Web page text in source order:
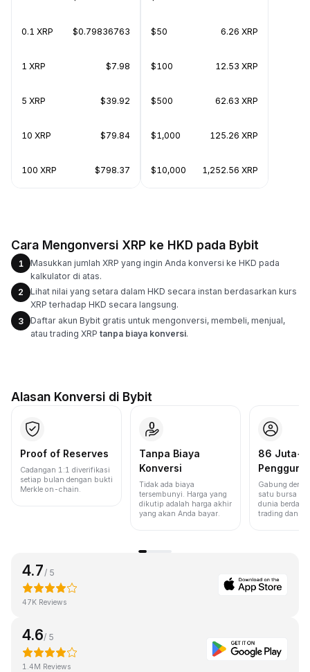
0.1 XRP $0.79836763
1 XRP $7.98
5 XRP $39.92
10 XRP $79.84
100 XRP $798.37
$50 6.26 XRP
$100 12.53 XRP
$500 62.63 XRP
$1,000 125.26 XRP
$10,000 1,252.56 XRP
Cara Mengonversi XRP ke HKD pada Bybit
1
Masukkan jumlah XRP yang ingin Anda konversi ke HKD pada
kalkulator di atas.
2
Lihat nilai yang setara dalam HKD secara instan berdasarkan kurs
XRP terhadap HKD secara langsung.
3
Daftar akun Bybit gratis untuk mengonversi, membeli, menjual,
atau trading XRP tanpa biaya konversi.
Alasan Konversi di Bybit
Proof of Reserves
Cadangan 1:1 diverifikasi
setiap bulan dengan bukti
Merkle on-chain.
Tanpa Biaya
Konversi
Tidak ada biaya
tersembunyi. Harga yang
dikutip adalah harga akhir
yang akan Anda bayar.
86 Juta+
Pengguna
Gabung
satu bursa
dunia
trading dan
4.7 / 5
47K Reviews
4.6/ 5
1.4M Reviews